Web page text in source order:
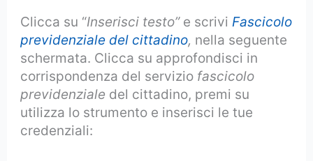
Clicca su “Inserisci testo”e scriviFascicolo
previdenziale del cittadino, nella seguente
schermata. Clicca su approfondisci in
corrispondenza del servizio fascicolo
previdenziale del cittadino, premi su
utilizza lo strumento e inserisci le tue
credenziali: